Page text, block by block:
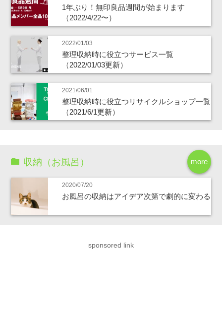
1年ぶり！無印良品週間が始まります
（2022/4/22〜）
2022/01/03
整理収納時に役立つサービス一覧
（2022/01/03更新）
2021/06/01
整理収納時に役立つリサイクルショップ一覧
（2021/6/1更新）
more
収納（お風呂）
2020/07/20
お風呂の収納はアイデア次第で劇的に変わる
sponsored link